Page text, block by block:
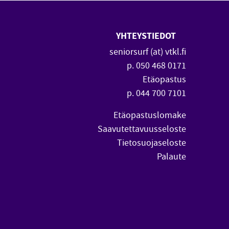
YHTEYSTIEDOT
seniorsurf (at) vtkl.fi
p. 050 468 0171
Etäopastus
p. 044 700 7101
Etäopastuslomake
Saavutettavuusseloste
Tietosuojaseloste
Palaute